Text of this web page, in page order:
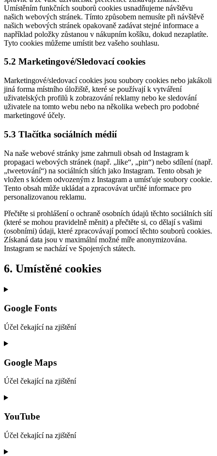
Umístěním funkčních souborů cookies usnadňujeme návštěvu
našich webových stránek. Tímto způsobem nemusíte při návštěvě
našich webových stránek opakovaně zadávat stejné informace a
například položky zůstanou v nákupním košíku, dokud nezaplatíte.
Tyto cookies můžeme umístit bez vašeho souhlasu.
5.2 Marketingové/Sledovací cookies
Marketingové/sledovací cookies jsou soubory cookies nebo jakákoli
jiná forma místního úložiště, které se používají k vytváření
uživatelských profilů k zobrazování reklamy nebo ke sledování
uživatele na tomto webu nebo na několika webech pro podobné
marketingové účely.
5.3 Tlačítka sociálních médií
Na naše webové stránky jsme zahrnuli obsah od Instagram k
propagaci webových stránek (např. „like“, „pin“) nebo sdílení (např.
„tweetování“) na sociálních sítích jako Instagram. Tento obsah je
vložen s kódem odvozeným z Instagram a umísťuje soubory cookie.
Tento obsah může ukládat a zpracovávat určité informace pro
personalizovanou reklamu.
Přečtěte si prohlášení o ochraně osobních údajů těchto sociálních sítí
(které se mohou pravidelně měnit) a přečtěte si, co dělají s vašimi
(osobními) údaji, které zpracovávají pomocí těchto souborů cookies.
Získaná data jsou v maximální možné míře anonymizována.
Instagram se nachází ve Spojených státech.
6. Umístěné cookies
Google Fonts
Účel čekající na zjištění
Consent
service
google-
fonts
Google Maps
Účel čekající na zjištění
Consent
service
maps
YouTube
Účel čekající na zjištění
Consent